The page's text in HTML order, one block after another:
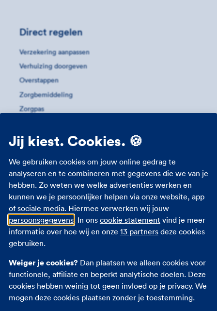
Direct regelen
Verzekering aanpassen
Verhuizing doorgeven
Overstappen
Zorgbemiddeling
Zorgpas
Meer informatie
Zorgverzekering 18 jaar
Zorgverzekering zwangerschap
Zorgtoeslag
Eigen bijdrage
Zorgpremie 2026
Autoverzekering
Opstalverzekering
Inboedelverzekering
Jij kiest. Cookies. 🍪
We gebruiken cookies om jouw online gedrag te
analyseren en te combineren met gegevens die we van je
hebben. Zo weten we welke advertenties werken en
kunnen we je persoonlijker helpen via onze website, app
of sociale media. Hiermee verwerken wij jouw
persoonsgegevens. In ons cookie statement vind je meer
informatie over hoe wij en onze 13 partnersdeze cookies
gebruiken.
Weiger je cookies? Dan plaatsen we alleen cookies voor
functionele, affiliate en beperkt analytische doelen. Deze
cookies hebben weinig tot geen invloed op je privacy. We
mogen deze cookies plaatsen zonder je toestemming.